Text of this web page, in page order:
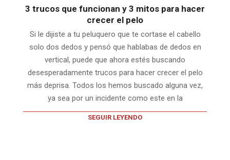
3 trucos que funcionan y 3 mitos para hacer
crecer el pelo
Si le dijiste a tu peluquero que te cortase el cabello
solo dos dedos y pensó que hablabas de dedos en
vertical, puede que ahora estés buscando
desesperadamente trucos para hacer crecer el pelo
más deprisa. Todos los hemos buscado alguna vez,
ya sea por un incidente como este en la
SEGUIR LEYENDO